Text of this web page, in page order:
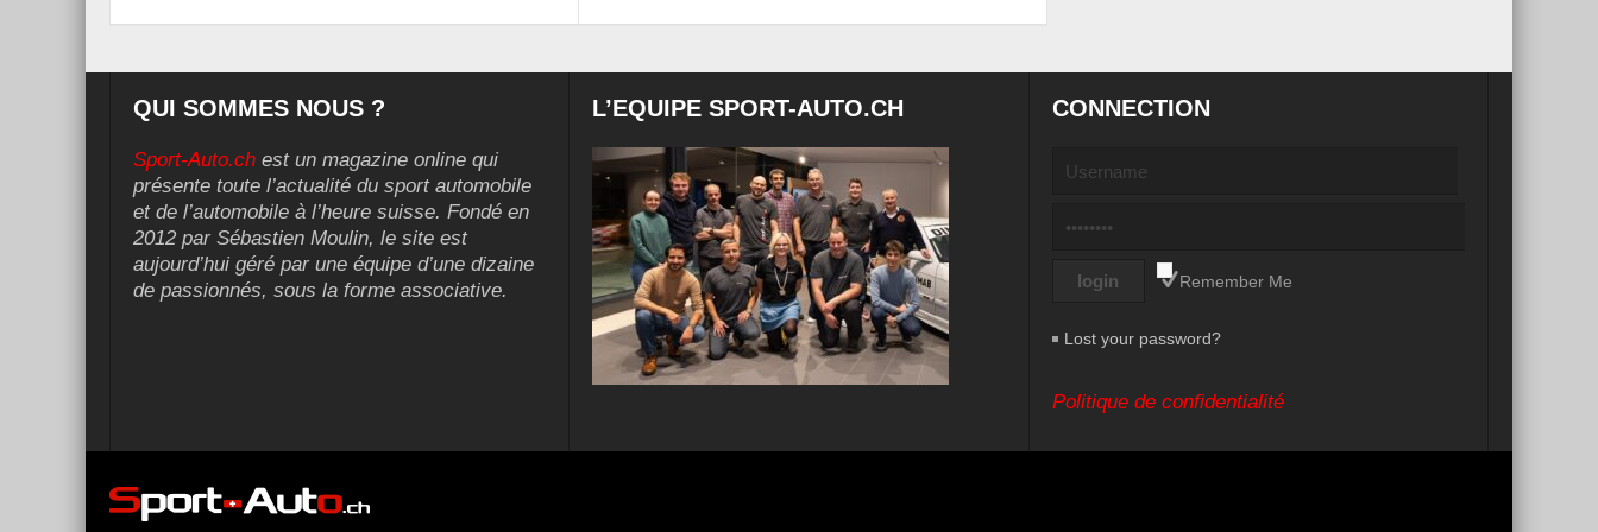
QUI SOMMES NOUS ?
Sport-Auto.ch est un magazine online qui
présente toute l’actualité du sport automobile
et de l’automobile à l’heure suisse. Fondé en
2012 par Sébastien Moulin, le site est
aujourd’hui géré par une équipe d’une dizaine
de passionnés, sous la forme associative.
L’EQUIPE SPORT-AUTO.CH CONNECTION
Remember Me
Lost your password?
Politique de confidentialité